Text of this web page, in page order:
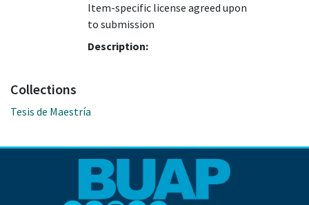
Item-specific license agreed upon
to submission
Description:
Collections
Tesis de Maestría